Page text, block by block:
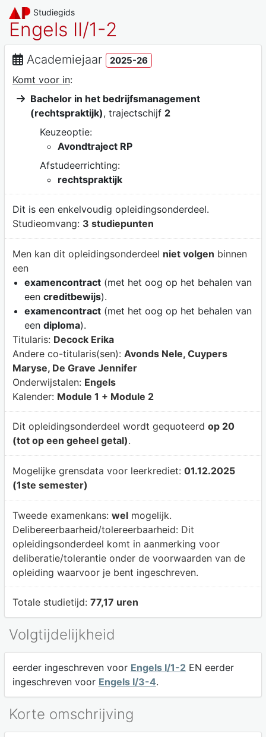
Studiegids
Engels II/1-2
Academiejaar 2025-26
Komt voor in:
Bachelor in het bedrijfsmanagement
(rechtspraktijk), trajectschijf 2
Keuzeoptie:
Avondtraject RP
Afstudeerrichting:
rechtspraktijk
Dit is een enkelvoudig opleidingsonderdeel.
Studieomvang: 3 studiepunten
Men kan dit opleidingsonderdeel niet volgen binnen
een
examencontract(met het oog op het behalen van
een creditbewijs).
examencontract(met het oog op het behalen van
een diploma).
Titularis: Decock Erika
Andere co-titularis(sen): Avonds Nele, Cuypers
Maryse, De Grave Jennifer
Onderwijstalen: Engels
Kalender: Module 1 + Module 2
Dit opleidingsonderdeel wordt gequoteerd op 20
(tot op een geheel getal).
Mogelijke grensdata voor leerkrediet: 01.12.2025
(1ste semester)
Tweede examenkans: welmogelijk.
Delibereerbaarheid/tolereerbaarheid: Dit
opleidingsonderdeel komt in aanmerking voor
deliberatie/tolerantie onder de voorwaarden van de
opleiding waarvoor je bent ingeschreven.
Totale studietijd: 77,17 uren
Volgtijdelijkheid
eerder ingeschreven voor Engels I/1-2EN eerder
ingeschreven voor Engels I/3-4.
Korte omschrijving